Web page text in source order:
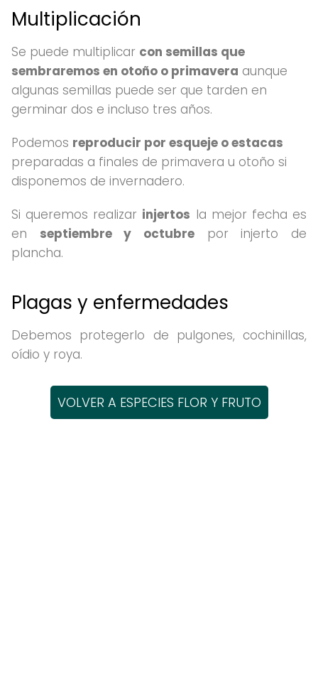
Multiplicación
Se puede multiplicar con semillas que
sembraremos en otoño o primavera aunque
algunas semillas puede ser que tarden en
germinar dos e incluso tres años.
Podemos reproducir por esqueje o estacas
preparadas a finales de primavera u otoño si
disponemos de invernadero.
Si queremos realizar injertos la mejor fecha es
en septiembre y octubre por injerto de
plancha.
Plagas y enfermedades
Debemos protegerlo de pulgones, cochinillas,
oídio y roya.
VOLVER A ESPECIES FLOR Y FRUTO